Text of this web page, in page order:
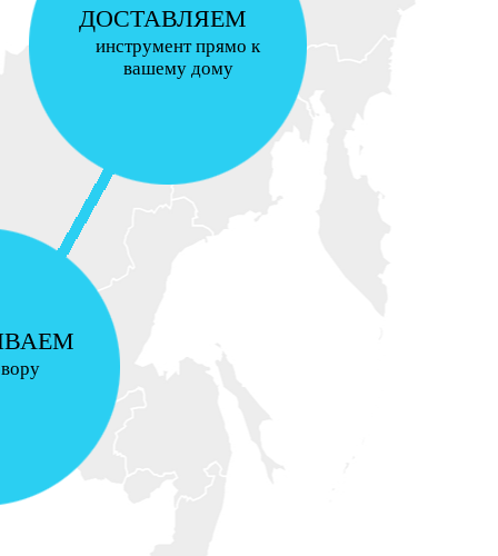
ДОСТАВЛЯЕМ
инструмент прямо к
вашему дому